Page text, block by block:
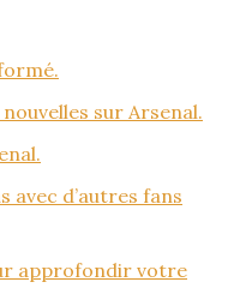
sur Arsenal.
d’autres fans
approfondir votre